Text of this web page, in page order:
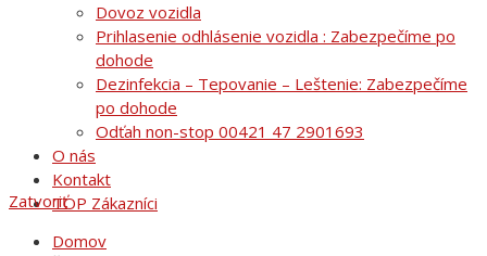
Dovoz vozidla
Prihlasenie odhlásenie vozidla : Zabezpečíme po
dohode
Dezinfekcia – Tepovanie – Leštenie: Zabezpečíme
po dohode
Odťah non-stop 00421 47 2901693
O nás
Kontakt
TOP Zákazníci
Zatvoriť
Domov